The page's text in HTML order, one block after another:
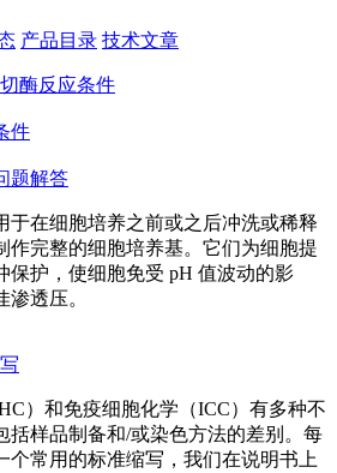
产品目录 技术文章
酶反应条件
件
题解答
于在细胞培养之前或之后冲洗或稀释
作完整的细胞培养基。它们为细胞提
保护，使细胞免受 pH 值波动的影
透压。
）和免疫细胞化学（ICC）有多种不
括样品制备和/或染色方法的差别。每
个常用的标准缩写，我们在说明书上